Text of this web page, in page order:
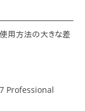
用方法の大きな差
Professional